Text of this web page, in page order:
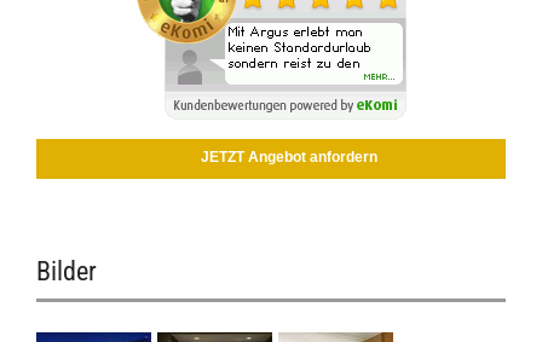
JETZT Angebot anfordern
Bilder